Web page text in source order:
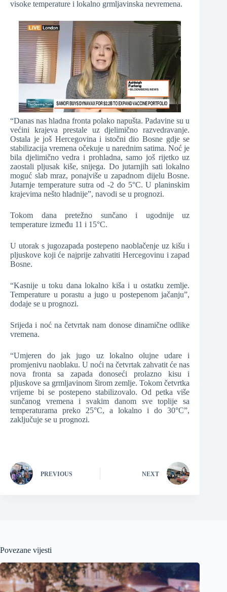
visoke temperature i lokalno grmljavinska nevremena.
“Danas nas hladna fronta polako napušta. Padavine su u
većini krajeva prestale uz djelimično razvedravanje.
Ostala je još Hercegovina i istočni dio Bosne gdje se
stabilizacija vremena očekuje u narednim satima. Noć je
bila djelimično vedra i prohladna, samo još rijetko uz
zaostali pljusak kiše, snijega. Do jutarnjih sati lokalno
moguć slab mraz, ponajviše u zapadnom dijelu Bosne.
Jutarnje temperature sutra od -2 do 5°C. U planinskim
krajevima nešto hladnije”, navodi se u prognozi.
Tokom dana pretežno sunčano i ugodnije uz
temperature između 11 i 15°C.
U utorak s jugozapada postepeno naoblačenje uz kišu i
pljuskove koji će najprije zahvatiti Hercegovinu i zapad
Bosne.
“Kasnije u toku dana lokalno kiša i u ostatku zemlje.
Temperature u porastu a jugo u postepenom jačanju”,
dodaje se u prognozi.
Srijeda i noć na četvrtak nam donose dinamične odlike
vremena.
“Umjeren do jak jugo uz lokalno olujne udare i
promjenivu naoblaku. U noći na četvrtak zahvatit će nas
nova fronta sa zapada donoseći prolazno kisu i
pljuskove sa grmljavinom širom zemlje. Tokom četvrtka
vrijeme bi se postepeno stabilizovalo. Od petka više
sunčanog vremena i svakim danom sve toplije sa
temperaturama preko 25°C, a lokalno i do 30°C”,
zaključuje se u prognozi.
PREVIOUS NEXT
Povezane vijesti